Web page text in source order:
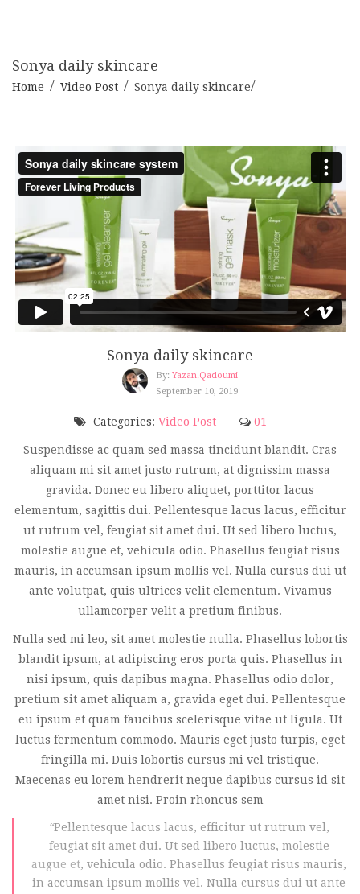
Sonya daily skincare
Home Video Post Sonya daily skincare
Sonya daily skincare
By: Yazan.qadoumi
September 10, 2019
Categories: Video Post 01
Suspendisse ac quam sed massa tincidunt blandit. Cras
aliquam mi sit amet justo rutrum, at dignissim massa
gravida. Donec eu libero aliquet, porttitor lacus
elementum, sagittis dui. Pellentesque lacus lacus, efficitur
ut rutrum vel, feugiat sit amet dui. Ut sed libero luctus,
molestie augue et, vehicula odio. Phasellus feugiat risus
mauris, in accumsan ipsum mollis vel. Nulla cursus dui ut
ante volutpat, quis ultrices velit elementum. Vivamus
ullamcorper velit a pretium finibus.
Nulla sed mi leo, sit amet molestie nulla. Phasellus lobortis
blandit ipsum, at adipiscing eros porta quis. Phasellus in
nisi ipsum, quis dapibus magna. Phasellus odio dolor,
pretium sit amet aliquam a, gravida eget dui. Pellentesque
eu ipsum et quam faucibus scelerisque vitae ut ligula. Ut
luctus fermentum commodo. Mauris eget justo turpis, eget
fringilla mi. Duis lobortis cursus mi vel tristique.
Maecenas eu lorem hendrerit neque dapibus cursus id sit
amet nisi. Proin rhoncus sem
“Pellentesque lacus lacus, efficitur ut rutrum vel,
feugiat sit amet dui. Ut sed libero luctus, molestie
augue et, vehicula odio. Phasellus feugiat risus mauris,
in accumsan ipsum mollis vel. Nulla cursus dui ut ante